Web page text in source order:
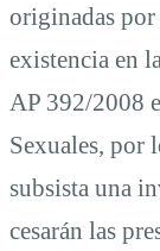
originadas por
existencia en
AP 392/2008
Sexuales, por
subsista una
cesarán las